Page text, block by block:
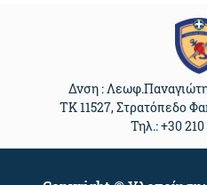
Δνση :
ΤΚ 11527, Στρατόπεδο
Τηλ.: +30